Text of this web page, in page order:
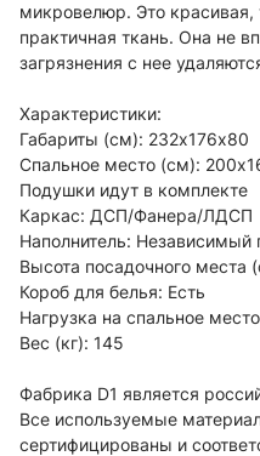
микровелюр. Это красивая,
практичная ткань. Она не
загрязнения с нее
Характеристики:
Габариты (см): 232х176х80
Спальное место (см):
Подушки идут в комплекте
Каркас: ДСП/Фанера/ЛДСП
Наполнитель:
Высота посадочного места
Короб для белья: Есть
Нагрузка на спальное
Вес (кг): 145
Фабрика D1 является
Все используемые
сертифицированы и